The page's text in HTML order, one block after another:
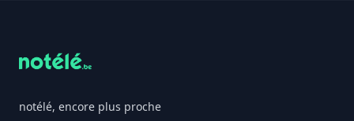
notélé, encore plus proche